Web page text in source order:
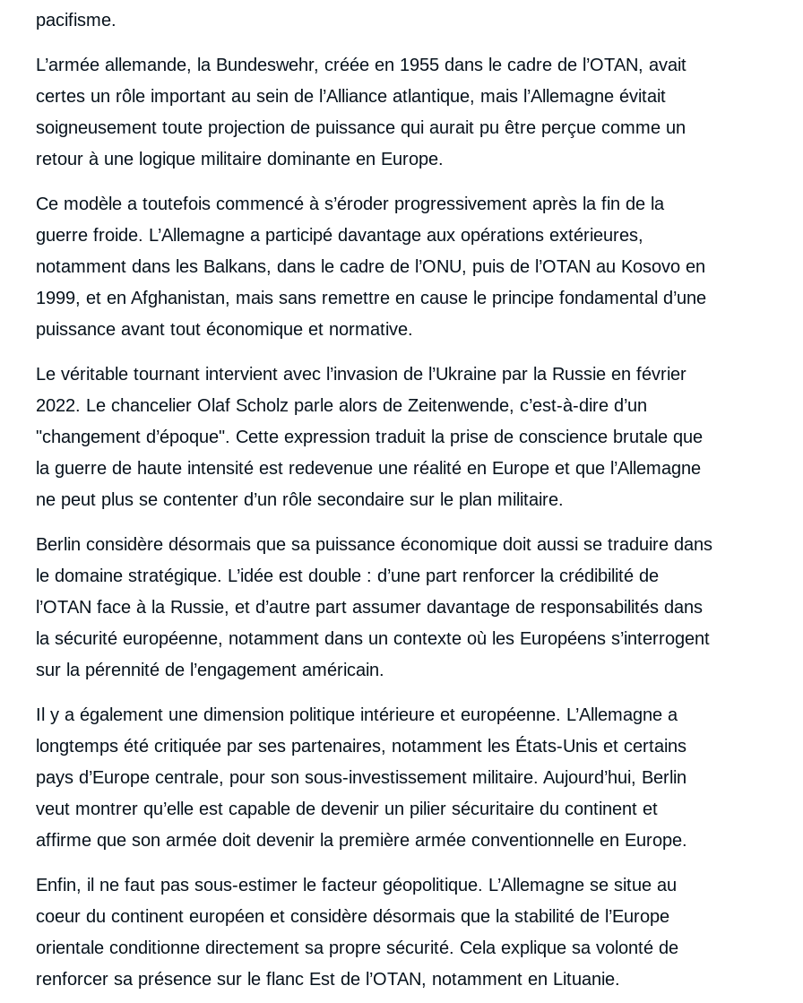
pacifisme.
L’armée allemande, la Bundeswehr, créée en 1955 dans le cadre de l’OTAN, avait
certes un rôle important au sein de l’Alliance atlantique, mais l’Allemagne évitait
soigneusement toute projection de puissance qui aurait pu être perçue comme un
retour à une logique militaire dominante en Europe.
Ce modèle a toutefois commencé à s’éroder progressivement après la fin de la
guerre froide. L’Allemagne a participé davantage aux opérations extérieures,
notamment dans les Balkans, dans le cadre de l’ONU, puis de l’OTAN au Kosovo en
1999, et en Afghanistan, mais sans remettre en cause le principe fondamental d’une
puissance avant tout économique et normative.
Le véritable tournant intervient avec l’invasion de l’Ukraine par la Russie en février
2022. Le chancelier Olaf Scholz parle alors de Zeitenwende, c’est-à-dire d’un
"changement d’époque". Cette expression traduit la prise de conscience brutale que
la guerre de haute intensité est redevenue une réalité en Europe et que l’Allemagne
ne peut plus se contenter d’un rôle secondaire sur le plan militaire.
Berlin considère désormais que sa puissance économique doit aussi se traduire dans
le domaine stratégique. L’idée est double : d’une part renforcer la crédibilité de
l’OTAN face à la Russie, et d’autre part assumer davantage de responsabilités dans
la sécurité européenne, notamment dans un contexte où les Européens s’interrogent
sur la pérennité de l’engagement américain.
Il y a également une dimension politique intérieure et européenne. L’Allemagne a
longtemps été critiquée par ses partenaires, notamment les États-Unis et certains
pays d’Europe centrale, pour son sous-investissement militaire. Aujourd’hui, Berlin
veut montrer qu’elle est capable de devenir un pilier sécuritaire du continent et
affirme que son armée doit devenir la première armée conventionnelle en Europe.
Enfin, il ne faut pas sous-estimer le facteur géopolitique. L’Allemagne se situe au
coeur du continent européen et considère désormais que la stabilité de l’Europe
orientale conditionne directement sa propre sécurité. Cela explique sa volonté de
renforcer sa présence sur le flanc Est de l’OTAN, notamment en Lituanie.